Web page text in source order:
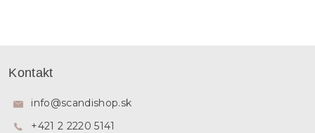
Kontakt
info@scandishop.sk
+421 2 2220 5141